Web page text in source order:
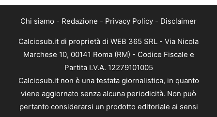
Chi siamo - Redazione - Privacy Policy - Disclaimer
Calciosub.it di proprietà di WEB 365 SRL - Via Nicola
Marchese 10, 00141 Roma (RM) - Codice Fiscale e
Partita I.V.A. 12279101005
Calciosub.it non è una testata giornalistica, in quanto
viene aggiornato senza alcuna periodicità. Non può
pertanto considerarsi un prodotto editoriale ai sensi